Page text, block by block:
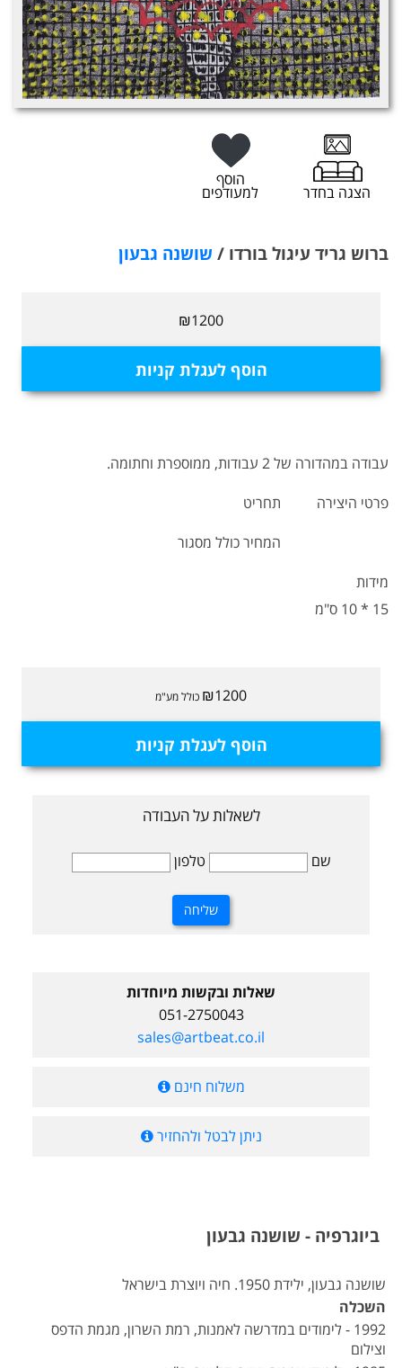
הצגה בחדר
הוסף
למעודפים
ברוש גריד עיגול בורדו / שושנה גבעון
₪1200
הוסף לעגלת קניות
עבודה במהדורה של 2 עבודות, ממוספרת וחתומה.
פרטי היצירה
תחריט
המחיר כולל מסגור
מידות
15 * 10 ס"מ
₪1200 כולל מע"מ
הוסף לעגלת קניות
לשאלות על העבודה
שם טלפון
שאלות ובקשות מיוחדות
051-2750043
sales@artbeat.co.il
משלוח חינם
ניתן לבטל ולהחזיר
ביוגרפיה - שושנה גבעון
שושנה גבעון, ילידת 1950. חיה ויוצרת בישראל
השכלה
1992 - לימודים במדרשה לאמנות, רמת השרון, מגמת הדפס
וצילום